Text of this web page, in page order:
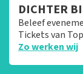
DICHTER
Beleef
Tickets van
Zo werken wij